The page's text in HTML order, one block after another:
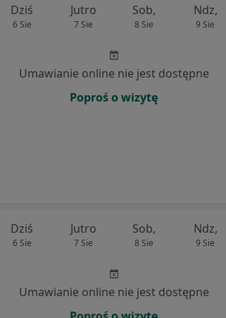
Dziś
6 Sie
Jutro
7 Sie
Sob,
8 Sie
Ndz,
9 Sie
Umawianie online nie jest dostępne
Poproś o wizytę
Dziś
6 Sie
Jutro
7 Sie
Sob,
8 Sie
Ndz,
9 Sie
Umawianie online nie jest dostępne